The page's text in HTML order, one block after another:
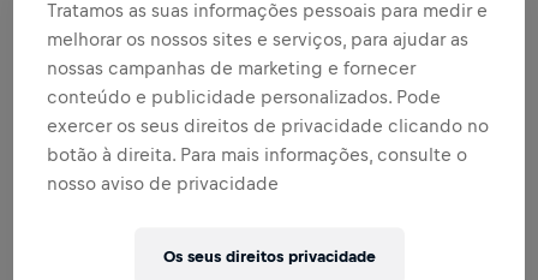
DOAÇÕES DOE
Doe para fazer a diferença! 100% da sua doação vai
para a pesquisa sobre lesões na medula espinhal.
HISTÓRIA
Tratamos as suas informações pessoais para medir e
melhorar os nossos sites e serviços, para ajudar as
nossas campanhas de marketing e fornecer
conteúdo e publicidade personalizados. Pode
exercer os seus direitos de privacidade clicando no
botão à direita. Para mais informações, consulte o
nosso aviso de privacidade
Os seus direitos privacidade